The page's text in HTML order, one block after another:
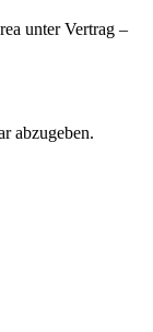
unter Vertrag –
abzugeben.